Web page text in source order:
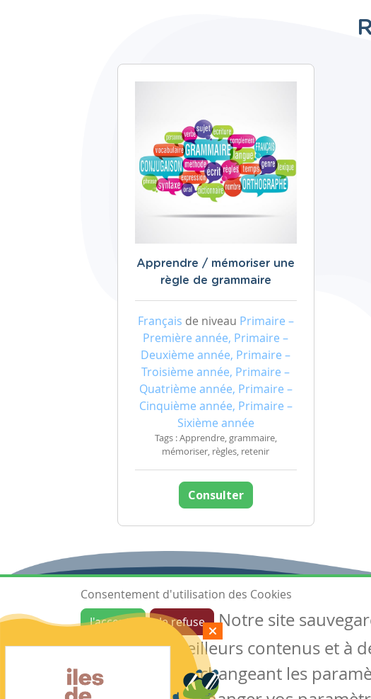
Apprendre / mémoriser une
règle de grammaire
Français de niveau Primaire –
Première année, Primaire –
Deuxième année, Primaire –
Troisième année, Primaire –
Quatrième année, Primaire –
Cinquième année, Primaire –
Sixième année
Tags : Apprendre, grammaire,
mémoriser, règles, retenir
Consulter
Ressources
Les ressources
Créer une ressource
Mes ressources
Consentement d'utilisation des Cookies
J'accepte
Je refuse
Notre site
garantir de meilleurs contenus et à
des cookies en changeant les